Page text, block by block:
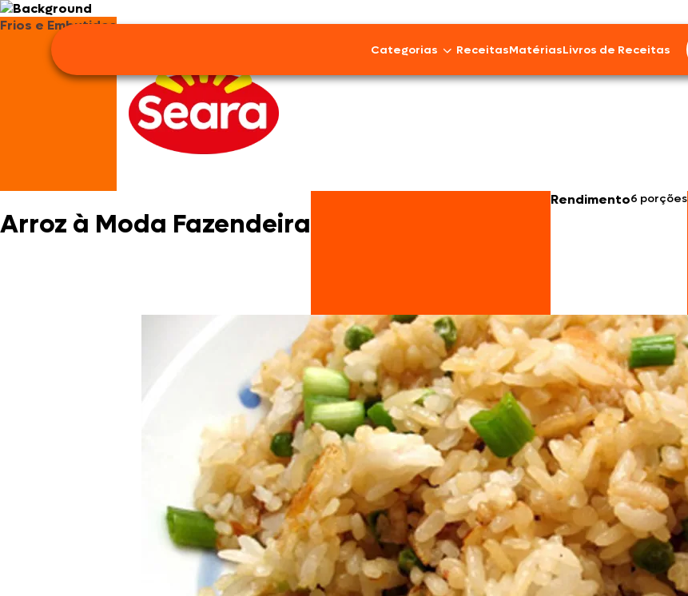
Categorias
100% Vegetal
Doces, Bolos e Sobremesas
Pães e Massas
Bebidas
Entrevistas
ReceitasMatériasLivros de Receitas
Frios e Embutidos
Arroz à Moda Fazendeira
Rendimento6 porções